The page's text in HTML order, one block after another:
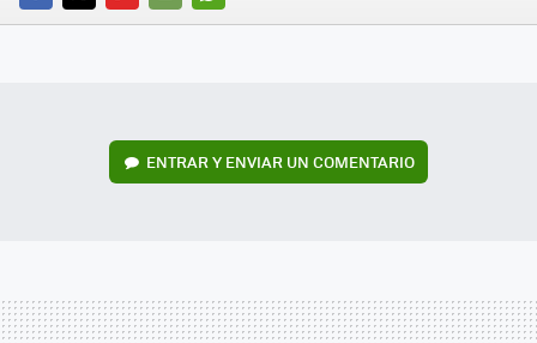
FACEBOOK
TWITTERFLIPBOARD
E-
WHATSAPP
ENTRAR Y ENVIAR UN COMENTARIO